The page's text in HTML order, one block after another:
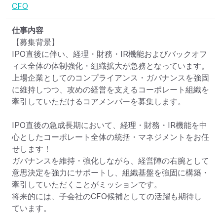
CFO
仕事内容
【募集背景】
IPO直後に伴い、経理・財務・IR機能およびバックオフ
ィス全体の体制強化・組織拡大が急務となっています。
上場企業としてのコンプライアンス・ガバナンスを強固
に維持しつつ、攻めの経営を支えるコーポレート組織を
牽引していただけるコアメンバーを募集します。
IPO直後の急成長期において、経理・財務・IR機能を中
心としたコーポレート全体の統括・マネジメントをお任
せします！
ガバナンスを維持・強化しながら、経営陣の右腕として
意思決定を強力にサポートし、組織基盤を強固に構築・
牽引していただくことがミッションです。
将来的には、子会社のCFO候補としての活躍も期待し
ています。